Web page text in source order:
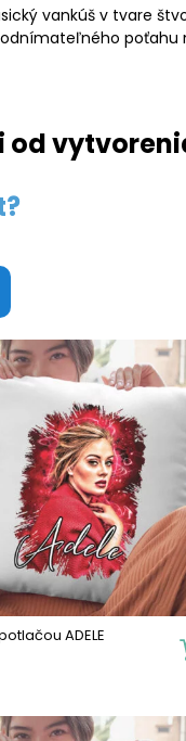
vankúš v tvare
od
ADELE